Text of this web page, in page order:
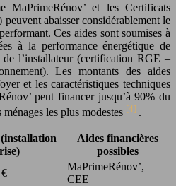
MaPrimeRénov’ et les Certificats
abaisser considérablement le
Ces aides sont soumises à
à la performance énergétique de
l’installateur (certification RGE –
Les montants des aides
et les caractéristiques techniques
peut financer jusqu’à 90% du
les plus modestes [4] .
Aides financières
possibles
MaPrimeRénov’,
CEE